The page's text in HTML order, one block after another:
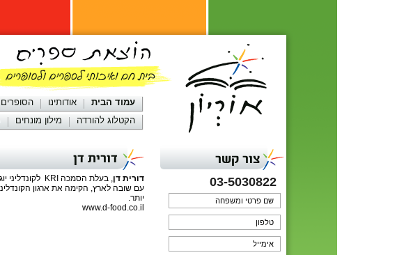
עמוד הבית אודותינו הסופרים
הקטלוג להורדה
מילון מונחים
צור קשר
03-5030822
דורית דן
דורית דן, בעלת הסמכה KRI
עם שובה לארץ, הקימה את ארגון
יותר.
www.d-food.co.il